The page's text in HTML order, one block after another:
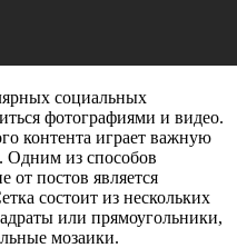
социальных
фотографиями и видео.
контента играет важную
Одним из способов
от постов является
состоит из нескольких
или прямоугольники,
мозаики.